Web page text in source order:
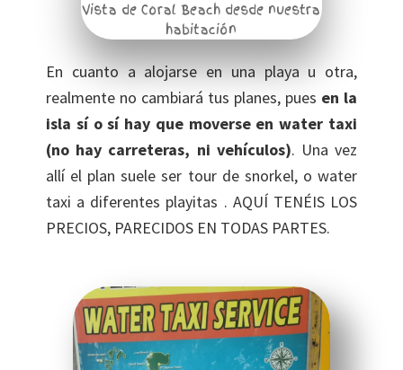
Vista de Coral Beach desde nuestra
habitación
En cuanto a alojarse en una playa u otra,
realmente no cambiará tus planes, pues en la
isla sí o sí hay que moverse en water taxi
(no hay carreteras, ni vehículos). Una vez
allí el plan suele ser tour de snorkel, o water
taxi a diferentes playitas . AQUÍ TENÉIS LOS
PRECIOS, PARECIDOS EN TODAS PARTES.